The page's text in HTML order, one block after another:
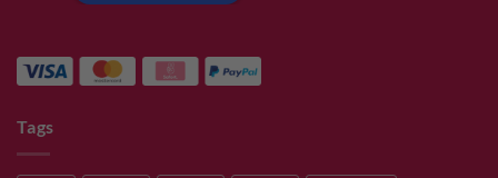
Tags